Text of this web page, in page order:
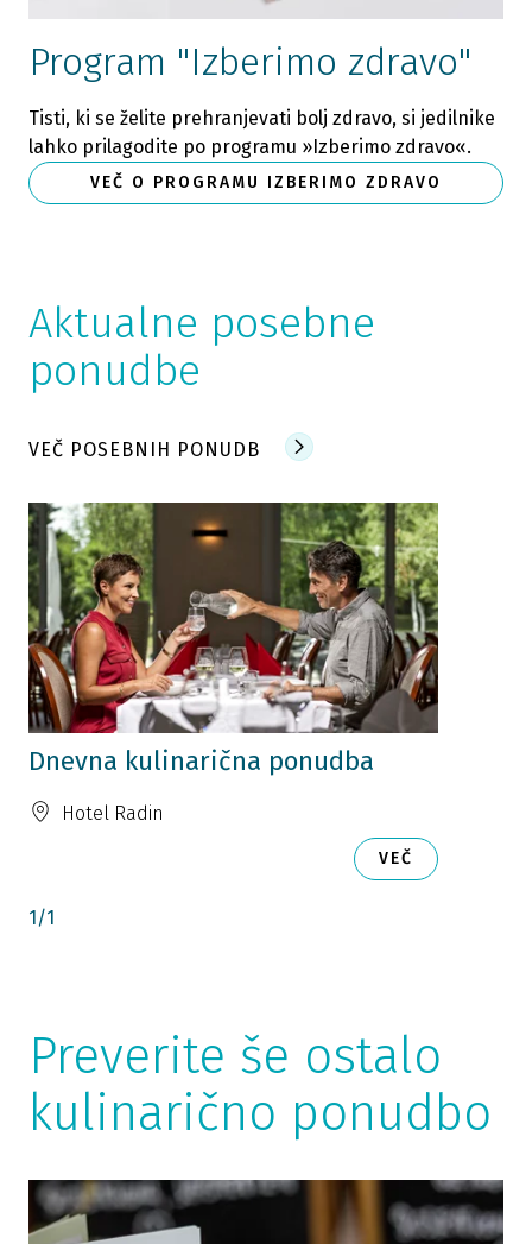
Program "Izberimo zdravo"
Tisti, ki se želite prehranjevati bolj zdravo, si jedilnike
lahko prilagodite po programu »Izberimo zdravo«.
VEČ O PROGRAMU IZBERIMO ZDRAVO
Aktualne posebne
ponudbe
VEČ POSEBNIH PONUDB
Dnevna kulinarična ponudba
Hotel Radin
VEČ
1/1
Preverite še ostalo
kulinarično ponudbo